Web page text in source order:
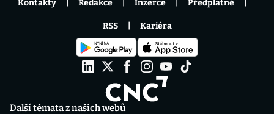
Další témata z našich webů
Kontakty Redakce Inzerce Předplatné
RSS Kariéra